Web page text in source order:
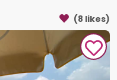
(8 likes)